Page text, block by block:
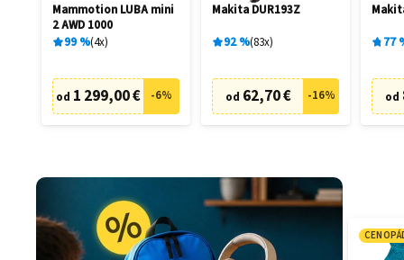
Mammotion LUBA mini
2 AWD 1000
99 % 4x
od 1 299,00 € -6%
Makita DUR193Z
92% 83x
od 62,70 € -16%
77
od